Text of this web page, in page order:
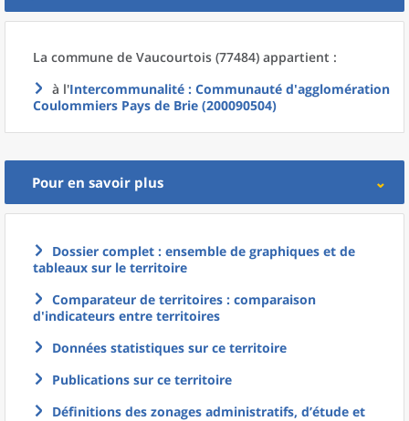
La commune de Vaucourtois (77484) appartient :
à l'Intercommunalité : Communauté d'agglomération
Coulommiers Pays de Brie (200090504)
Pour en savoir plus
Dossier complet : ensemble de graphiques et de
tableaux sur le territoire
Comparateur de territoires : comparaison
d'indicateurs entre territoires
Données statistiques sur ce territoire
Publications sur ce territoire
Définitions des zonages administratifs, d’étude et